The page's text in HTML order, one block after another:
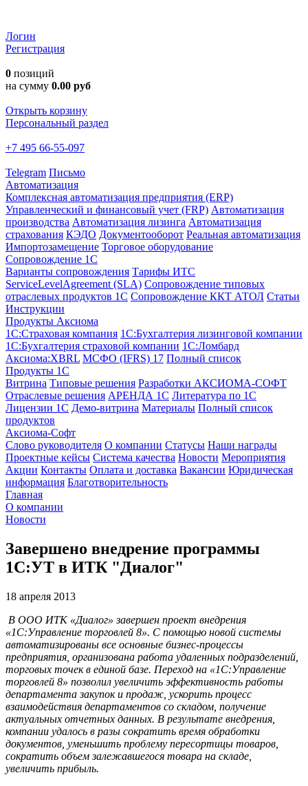
Логин
Регистрация
0 позиций
на сумму 0.00 руб
Открыть корзину
Персональный раздел
+7 495 66-55-097
Telegram Письмо
Автоматизация
Комплексная автоматизация предприятия (ERP)
Управленческий и финансовый учет (FRP) Автоматизация
производства Автоматизация лизинга Автоматизация
страхования КЭДО Документооборот Реальная автоматизация
Импортозамещение Торговое оборудование
Сопровождение 1С
Варианты сопровождения Тарифы ИТС
ServiceLevelAgreement (SLA) Сопровождение типовых
отраслевых продуктов 1С Сопровождение ККТ АТОЛ Статьи
Инструкции
Продукты Аксиома
1С:Страховая компания 1С:Бухгалтерия лизинговой компании
1С:Бухгалтерия страховой компании 1С:Ломбард
Аксиома:XBRL МСФО (IFRS) 17 Полный список
Продукты 1С
Витрина Типовые решения Разработки АКСИОМА-СОФТ
Отраслевые решения АРЕНДА 1С Литература по 1С
Лицензии 1C Демо-витрина Материалы Полный список
продуктов
Аксиома-Софт
Слово руководителя О компании Статусы Наши награды
Проектные кейсы Система качества Новости Мероприятия
Акции Контакты Оплата и доставка Вакансии Юридическая
информация Благотворительность
Главная
О компании
Новости
Завершено внедрение программы
1С:УТ в ИТК "Диалог"
18 апреля 2013
В ООО ИТК «Диалог» завершен проект внедрения
«1С:Управление торговлей 8». С помощью новой системы
автоматизированы все основные бизнес-процессы
предприятия, организована работа удаленных подразделений,
торговых точек в единой базе. Переход на «1С:Управление
торговлей 8» позволил увеличить эффективность работы
департамента закупок и продаж, ускорить процесс
взаимодействия департаментов со складом, получение
актуальных отчетных данных. В результате внедрения,
компании удалось в разы сократить время обработки
документов, уменьшить проблему пересортицы товаров,
сократить объем залежавшегося товара на складе,
увеличить прибыль.